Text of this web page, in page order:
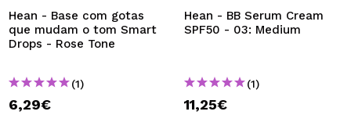
Hean - Base com gotas
que mudam o tom Smart
Drops - Rose Tone
(1)
6,29€
Hean - BB Serum Cream
SPF50 - 03: Medium
(1)
11,25€